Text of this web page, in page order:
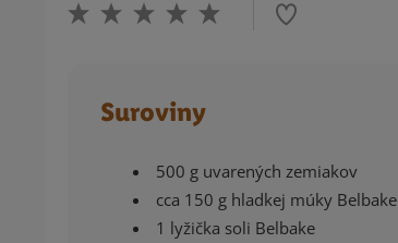
Suroviny
500 g uvarených zemiakov
cca 150 g hladkej múky Belbake
1 lyžička soli Belbake